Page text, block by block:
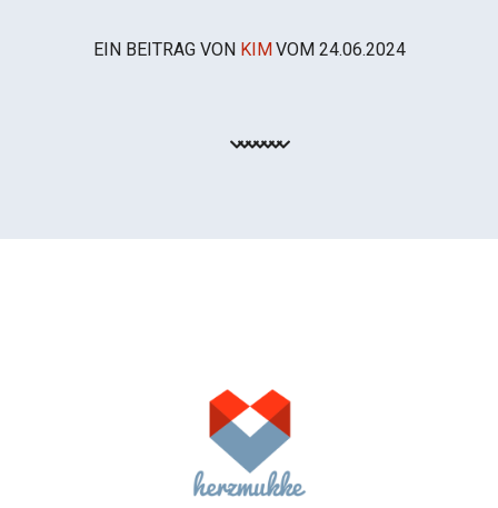
EIN BEITRAG VON KIMVOM 24.06.2024